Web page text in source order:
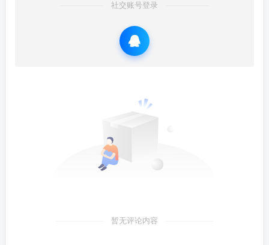
社交账号登录
暂无评论内容